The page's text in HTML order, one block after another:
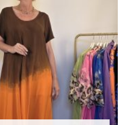
varyasyonu
var.
Seçenekler
ürün
sayfasından
seçilebilir